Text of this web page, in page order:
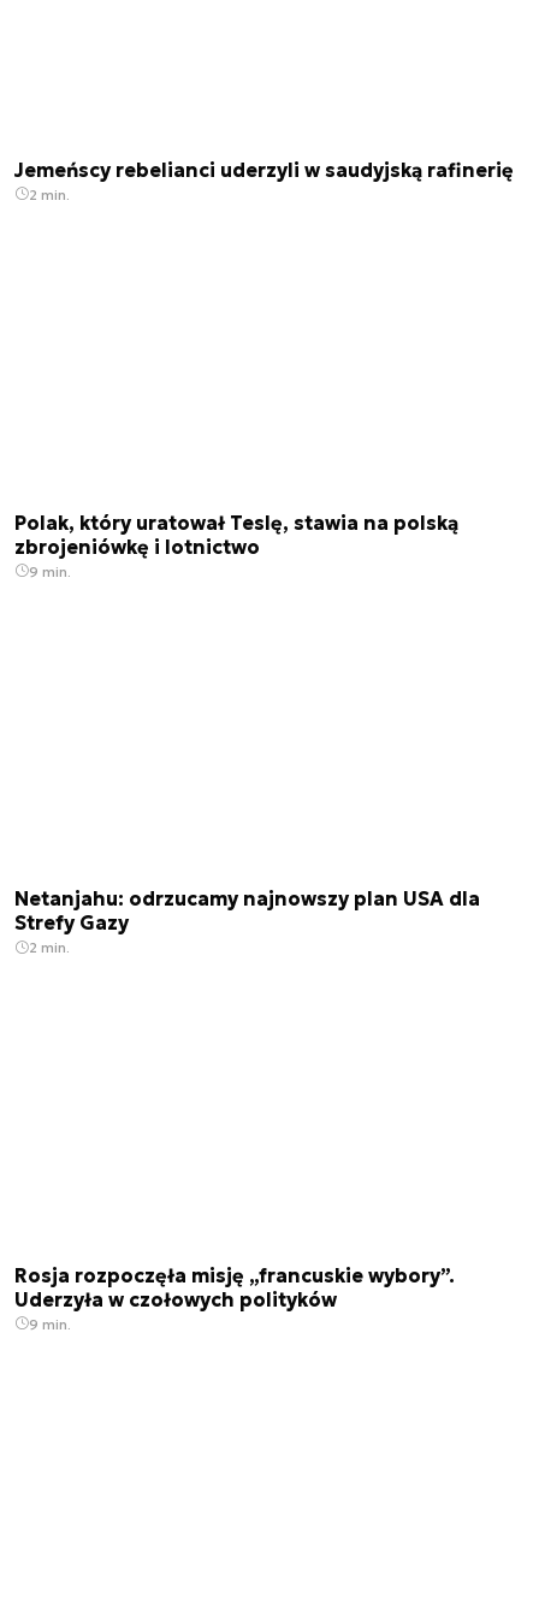
Jemeńscy rebelianci uderzyli w saudyjską rafinerię
2 min.
Polak, który uratował Teslę, stawia na polską
zbrojeniówkę i lotnictwo
9 min.
Netanjahu: odrzucamy najnowszy plan USA dla
Strefy Gazy
2 min.
Rosja rozpoczęła misję „francuskie wybory”.
Uderzyła w czołowych polityków
9 min.